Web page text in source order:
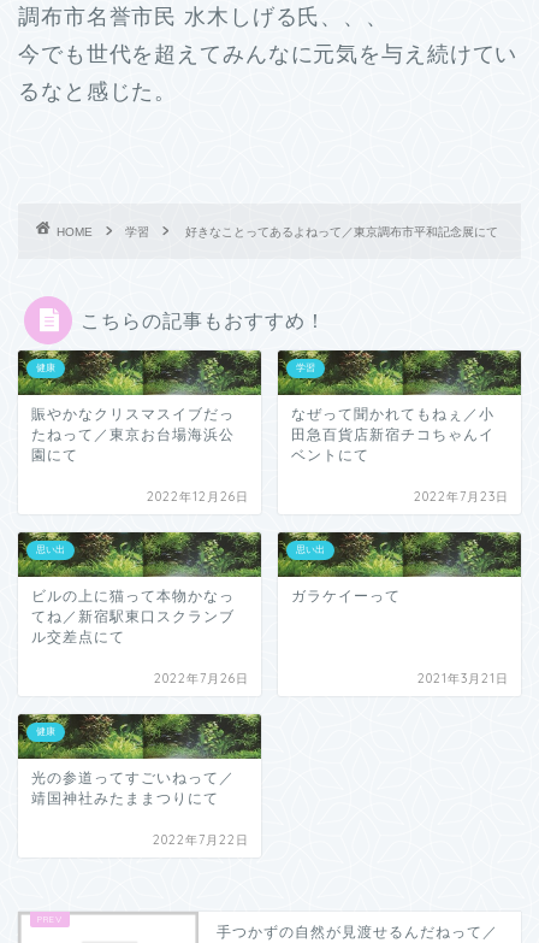
調布市名誉市民 水木しげる氏、、、
今でも世代を超えてみんなに元気を与え続けてい
るなと感じた。
HOME 学習 好きなことってあるよねって／東京調布市平和記念展にて
こちらの記事もおすすめ！
健康
賑やかなクリスマスイブだっ
たねって／東京お台場海浜公
園にて
2022年12月26日
学習
なぜって聞かれてもねぇ／小
田急百貨店新宿チコちゃんイ
ベントにて
2022年7月23日
思い出
ビルの上に猫って本物かなっ
てね／新宿駅東口スクランブ
ル交差点にて
2022年7月26日
思い出
ガラケイーって
2021年3月21日
健康
光の参道ってすごいねって／
靖国神社みたままつりにて
2022年7月22日
手つかずの自然が見渡せるんだねって／